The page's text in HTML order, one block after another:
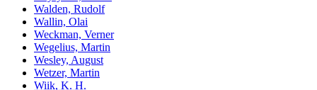
Walden, Rudolf
Wallin, Olai
Weckman, Verner
Wegelius, Martin
Wesley, August
Wetzer, Martin
Wiik, K. H.